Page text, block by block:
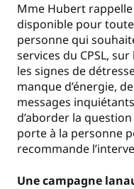
Mme Hubert rappelle
disponible pour
personne qui
services du CPSL,
les signes de
manque d’énergie,
messages
d’aborder la
porte à la personne
recommande
Une campagne